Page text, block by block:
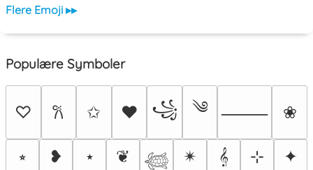
Flere Emoji ▸▸
Populære Symboler
♡ 𐙚 ✩ ♥ ꧁ ༄ ⸻ ❀
⭒ ❥ ⋆ ❦ 𓆉 ✴︎ 𝄞 ⊹ ✦